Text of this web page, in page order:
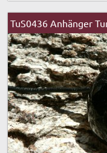
TuS0436 Anhänger